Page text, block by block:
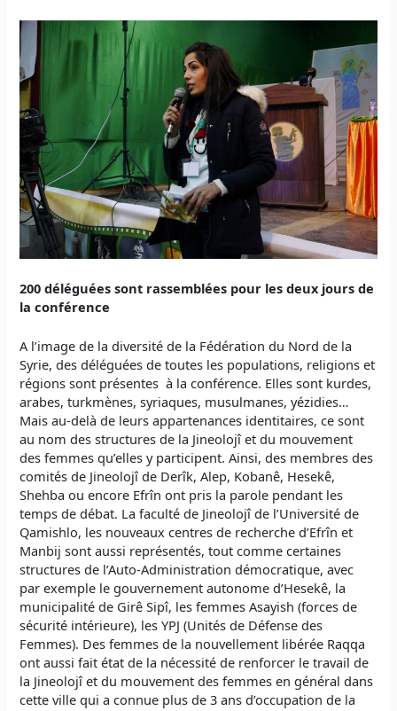
200 déléguées sont rassemblées pour les deux jours de
la conférence
A l’image de la diversité de la Fédération du Nord de la
Syrie, des déléguées de toutes les populations, religions et
régions sont présentes à la conférence. Elles sont kurdes,
arabes, turkmènes, syriaques, musulmanes, yézidies…
Mais au-delà de leurs appartenances identitaires, ce sont
au nom des structures de la Jineolojî et du mouvement
des femmes qu’elles y participent. Ainsi, des membres des
comités de Jineolojî de Derîk, Alep, Kobanê, Hesekê,
Shehba ou encore Efrîn ont pris la parole pendant les
temps de débat. La faculté de Jineolojî de l’Université de
Qamishlo, les nouveaux centres de recherche d’Efrîn et
Manbij sont aussi représentés, tout comme certaines
structures de l’Auto-Administration démocratique, avec
par exemple le gouvernement autonome d’Hesekê, la
municipalité de Girê Sipî, les femmes Asayish (forces de
sécurité intérieure), les YPJ (Unités de Défense des
Femmes). Des femmes de la nouvellement libérée Raqqa
ont aussi fait état de la nécessité de renforcer le travail de
la Jineolojî et du mouvement des femmes en général dans
cette ville qui a connue plus de 3 ans d’occupation de la